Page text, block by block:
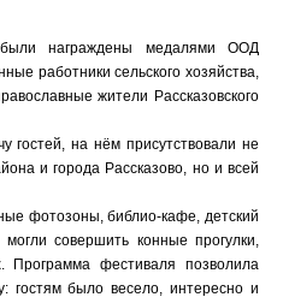
были награждены медалями ООД
работники сельского хозяйства,
жители Рассказовского
гостей, на нём присутствовали не
и города Рассказово, но и всей
фотозоны, библио-кафе, детский
совершить конные прогулки,
Программа фестиваля позволила
гостям было весело, интересно и